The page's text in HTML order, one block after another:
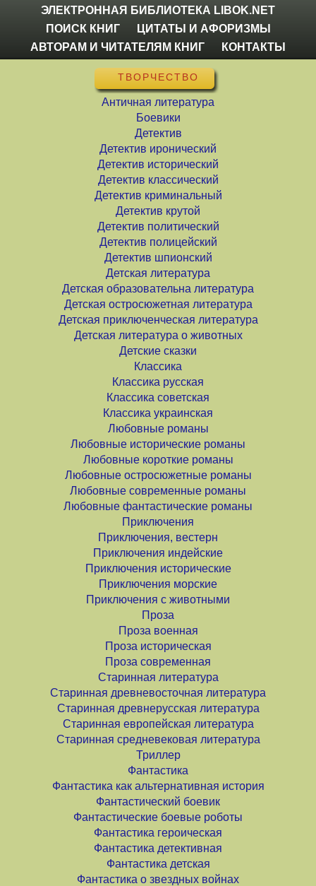
ЭЛЕКТРОННАЯ БИБЛИОТЕКА LIBOK.NET
ПОИСК КНИГ
ЦИТАТЫ И АФОРИЗМЫ
АВТОРАМ И ЧИТАТЕЛЯМ КНИГ
КОНТАКТЫ
ТВОРЧЕСТВО
Античная литература
Боевики
Детектив
Детектив иронический
Детектив исторический
Детектив классический
Детектив криминальный
Детектив крутой
Детектив политический
Детектив полицейский
Детектив шпионский
Детская литература
Детская образовательна литература
Детская остросюжетная литература
Детская приключенческая литература
Детская литература о животных
Детские сказки
Классика
Классика русская
Классика советская
Классика украинская
Любовные романы
Любовные исторические романы
Любовные короткие романы
Любовные остросюжетные романы
Любовные современные романы
Любовные фантастические романы
Приключения
Приключения, вестерн
Приключения индейские
Приключения исторические
Приключения морские
Приключения с животными
Проза
Проза военная
Проза историческая
Проза современная
Старинная литература
Старинная древневосточная литература
Старинная древнерусская литература
Старинная европейская литература
Старинная средневековая литература
Триллер
Фантастика
Фантастика как альтернативная история
Фантастический боевик
Фантастические боевые роботы
Фантастика героическая
Фантастика детективная
Фантастика детская
Фантастика о звездных войнах